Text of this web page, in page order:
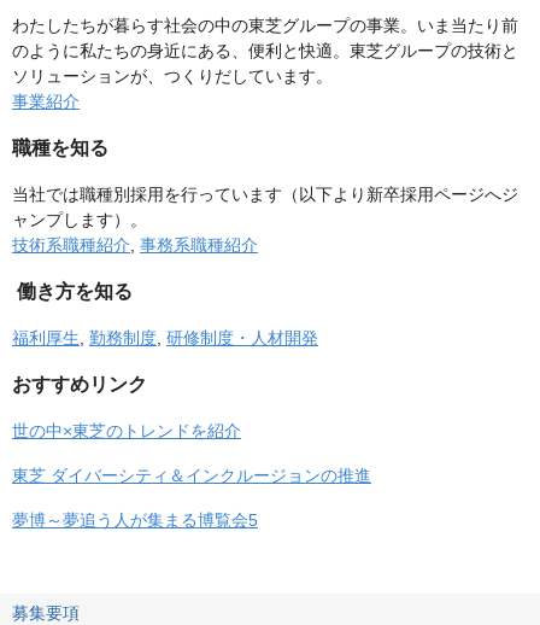
わたしたちが暮らす社会の中の東芝グループの事業。いま当たり前
のように私たちの身近にある、便利と快適。東芝グループの技術と
ソリューションが、つくりだしています。
事業紹介
職種を知る
当社では職種別採用を行っています（以下より新卒採用ページへジ
ャンプします）。
技術系職種紹介, 事務系職種紹介
働き方を知る
福利厚生, 勤務制度, 研修制度・人材開発
おすすめリンク
世の中×東芝のトレンドを紹介
東芝 ダイバーシティ＆インクルージョンの推進
夢博～夢追う人が集まる博覧会5
募集要項